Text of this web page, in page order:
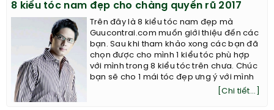
8 kiểu tóc nam đẹp cho chàng quyến rũ 2017
Trên đây là 8 kiểu tóc nam đẹp mà
Guucontrai.com muốn giới thiệu đến các
bạn. Sau khi tham khảo xong các bạn đã
chọn được cho mình 1 kiểu tóc phù hợp
với mình trong 8 kiểu tóc trên chưa. Chúc
bạn sẽ cho 1 mái tóc đẹp ưng ý với mình
[Chi tiết...]